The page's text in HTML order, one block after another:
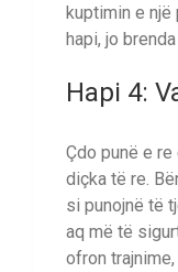
kuptimin e një
hapi, jo brenda
Hapi 4:
Çdo punë e
diçka të re.
si punojnë të
aq më të
ofron